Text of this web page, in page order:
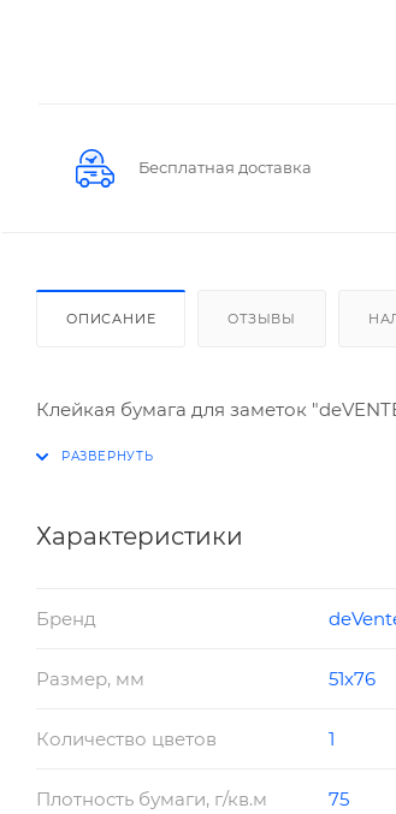
Бесплатная доставка
ОПИСАНИЕ ОТЗЫВЫ
Клейкая бумага для заметок
Характеристики
Бренд
Размер, мм 51х76
Количество цветов 1
Плотность бумаги, г/кв.м 75